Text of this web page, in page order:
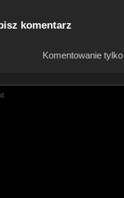
komentarz
Komentowanie